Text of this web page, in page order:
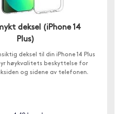
deksel (iPhone 14
Plus)
deksel til din iPhone 14 Plus
høykvalitets beskyttelse for
og sidene av telefonen.